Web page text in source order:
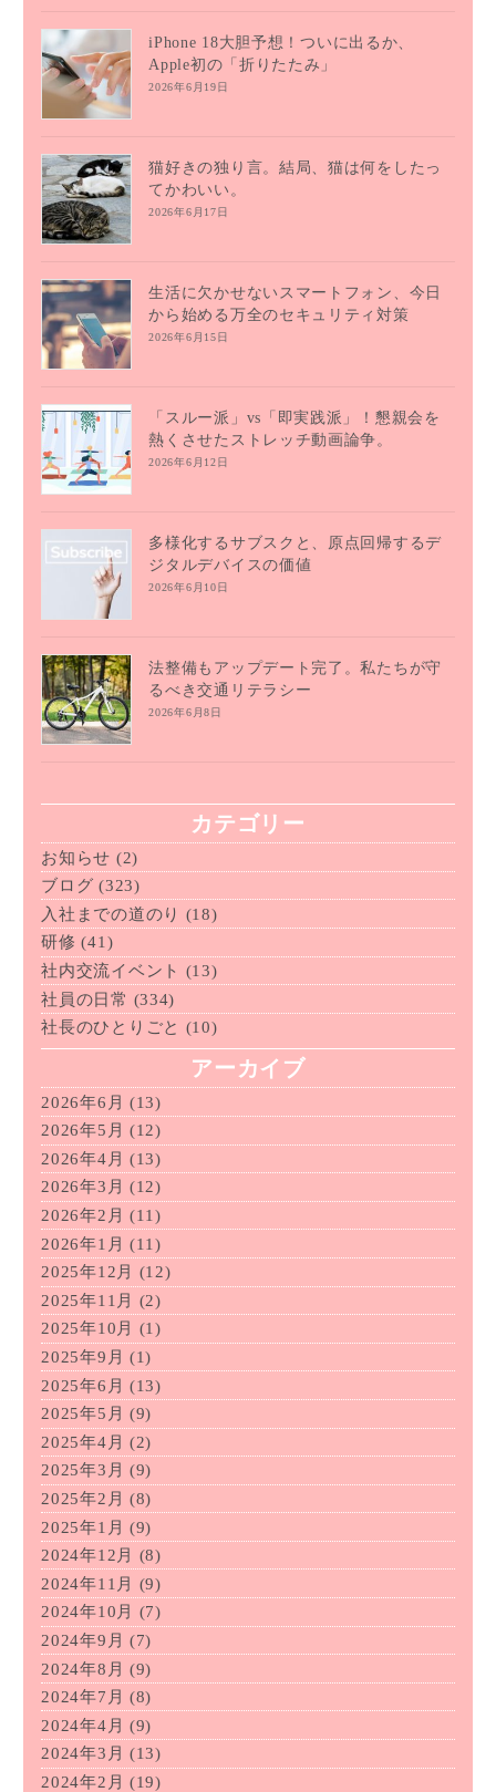
iPhone 18大胆予想！ついに出るか、
Apple初の「折りたたみ」
2026年6月19日
猫好きの独り言。結局、猫は何をしたっ
てかわいい。
2026年6月17日
生活に欠かせないスマートフォン、今日
から始める万全のセキュリティ対策
2026年6月15日
「スルー派」vs「即実践派」！懇親会を
熱くさせたストレッチ動画論争。
2026年6月12日
多様化するサブスクと、原点回帰するデ
ジタルデバイスの価値
2026年6月10日
法整備もアップデート完了。私たちが守
るべき交通リテラシー
2026年6月8日
カテゴリー
お知らせ (2)
ブログ (323)
入社までの道のり (18)
研修 (41)
社内交流イベント (13)
社員の日常 (334)
社長のひとりごと (10)
アーカイブ
2026年6月 (13)
2026年5月 (12)
2026年4月 (13)
2026年3月 (12)
2026年2月 (11)
2026年1月 (11)
2025年12月
(12)
2025年11月
(2)
2025年10月
(1)
2025年9月 (1)
2025年6月 (13)
2025年5月 (9)
2025年4月 (2)
2025年3月 (9)
2025年2月 (8)
2025年1月 (9)
2024年12月
(8)
2024年11月
(9)
2024年10月
(7)
2024年9月 (7)
2024年8月 (9)
2024年7月 (8)
2024年4月 (9)
2024年3月 (13)
2024年2月 (19)